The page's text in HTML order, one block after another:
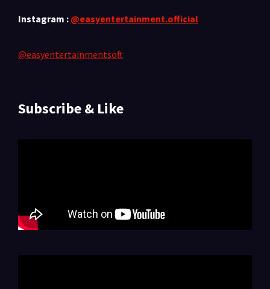
Instagram : @easyentertainment.official
@easyentertainmentsoft
Subscribe & Like